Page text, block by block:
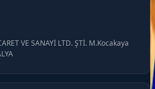
VE SANAYİ LTD. ŞTİ. M.Kocakaya